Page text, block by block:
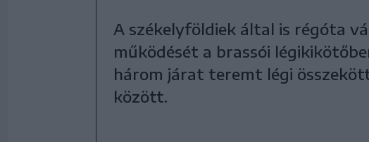
A székelyföldiek által is régóta
működését a brassói
három járat teremt légi
között.